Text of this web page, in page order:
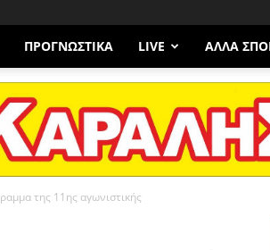
ΠΡΟΓΝΩΣΤΙΚΑ LIVE ΆΛΛΑ
της 11ης αγωνιστικής